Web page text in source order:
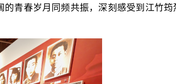
青春岁月同频共振，深刻感受到江竹筠